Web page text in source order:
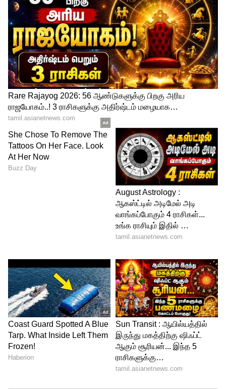
சிஐஜி அளித்த தகவலின்படி தமிழகம்
கடனில் உள்ளது அடுத்து வரும் நிதி
ஆண்டில் கடன் பெற்று தான் ஆட்சி
செய்யமுடியும், சிஐஜி அளித்திருக்கும்
தகவல் தமிழகத்திற்கு அபாய மணி,
இனியாவது அரசு தனது போக்கை மாற்றிக்
கொள்ளவேண்டும் என்றார். அப்போது
தீபாவளி பண்டிகைக்கு விதிக்கப்பட்டு
இருக்கிற கட்டுப்பாடுகள் குறித்து
செய்தியாளர்கள் எழுப்பிய கேள்விக்கு,
ஒருநாள் மாசு ஏற்பட்டால் ஒன்றும் ஆகி
விடாது, தீபாவளிக்கு பட்டாசு வெடிப்பது
என்பது நமது கலாச்சாரம், ஆகவே இந்த
ஆண்டு நிறைய பட்டாசுகளை வாங்கி
கூறினார்.